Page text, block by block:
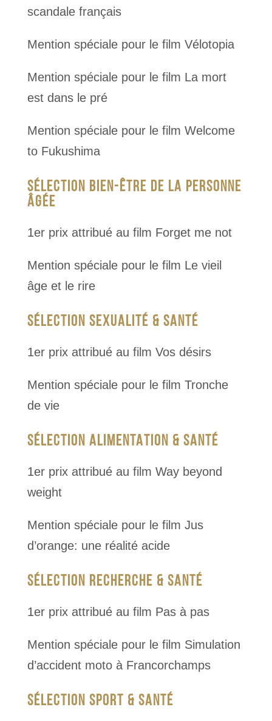
scandale français
Mention spéciale pour le film Vélotopia
Mention spéciale pour le film La mort
est dans le pré
Mention spéciale pour le film Welcome
to Fukushima
SÉLECTION BIEN-ÊTRE DE LA PERSONNE
ÂGÉE
1er prix attribué au film Forget me not
Mention spéciale pour le film Le vieil
âge et le rire
SÉLECTION SEXUALITÉ & SANTÉ
1er prix attribué au film Vos désirs
Mention spéciale pour le film Tronche
de vie
SÉLECTION ALIMENTATION & SANTÉ
1er prix attribué au film Way beyond
weight
Mention spéciale pour le film Jus
d’orange: une réalité acide
SÉLECTION RECHERCHE & SANTÉ
1er prix attribué au film Pas à pas
Mention spéciale pour le film Simulation
d’accident moto à Francorchamps
SÉLECTION SPORT & SANTÉ